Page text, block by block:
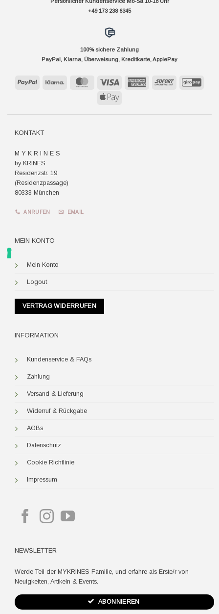
+49 173 238 6345
100% sichere Zahlung
PayPal, Klarna, Überweisung, Kreditkarte, ApplePay
PayPal Klarna MasterCard Visa
AmericanSofort
Apple
KONTAKT
M Y K R I N E S
by KRINES
Residenzstr. 19
(Residenzpassage)
80333 München
ANRUFEN EMAIL
MEIN KONTO
Mein Konto
Logout
VERTRAG WIDERRUFEN
INFORMATION
Kundenservice & FAQs
Zahlung
Versand & Lieferung
Widerruf & Rückgabe
AGBs
Datenschutz
Cookie Richtlinie
Impressum
NEWSLETTER
Werde Teil der MYKRINES Familie, und erfahre als Erste/r von
Neuigkeiten, Artikeln & Events.
ABONNIEREN